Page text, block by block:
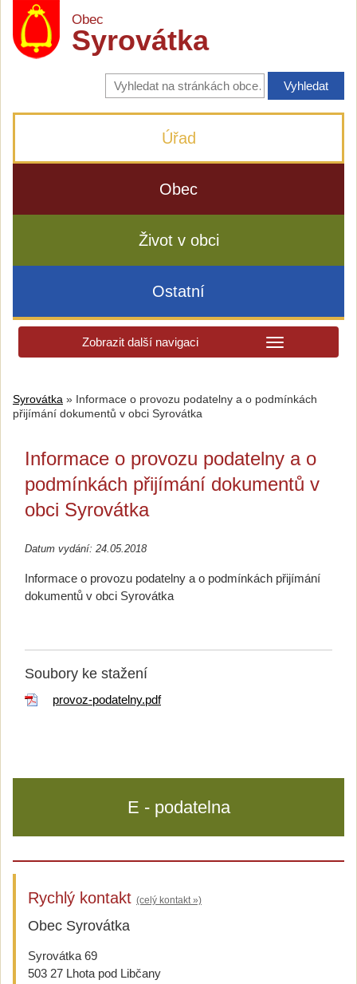
Obec
Syrovátka
Vyhledávání
na
stránkách
Úřad
Obec
Život v obci
Ostatní
Zobrazit další navigaci
Syrovátka » Informace o provozu podatelny a o podmínkách
přijímání dokumentů v obci Syrovátka
Informace o provozu podatelny a o
podmínkách přijímání dokumentů v
obci Syrovátka
Datum vydání: 24.05.2018
Informace o provozu podatelny a o podmínkách přijímání
dokumentů v obci Syrovátka
Soubory ke stažení
provoz-podatelny.pdf
E - podatelna
Rychlý kontakt (celý kontakt »)
Obec Syrovátka
Syrovátka 69
503 27 Lhota pod Libčany